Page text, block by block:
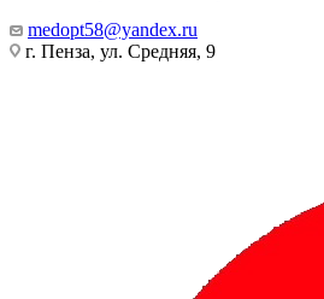
medopt58@yandex.ru
г. Пенза, ул. Средняя, 9